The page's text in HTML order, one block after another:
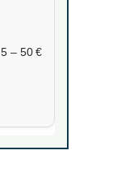
5 – 50 €